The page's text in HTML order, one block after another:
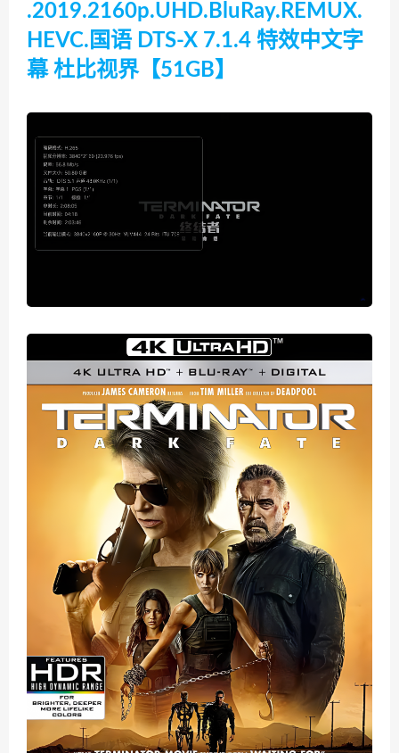
.2019.2160p.UHD.BluRay.REMUX.
HEVC.国语 DTS-X 7.1.4 特效中文字
幕 杜比视界【51GB】